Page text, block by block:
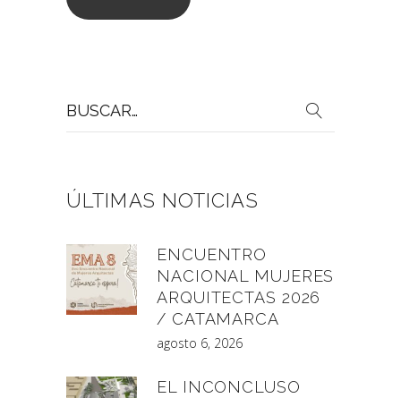
por:
ÚLTIMAS NOTICIAS
ENCUENTRO
NACIONAL MUJERES
ARQUITECTAS 2026
/ CATAMARCA
agosto 6, 2026
EL INCONCLUSO